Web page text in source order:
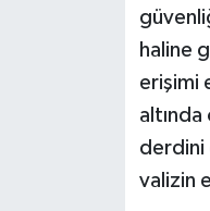
haline
erişimi
derdini
valizin